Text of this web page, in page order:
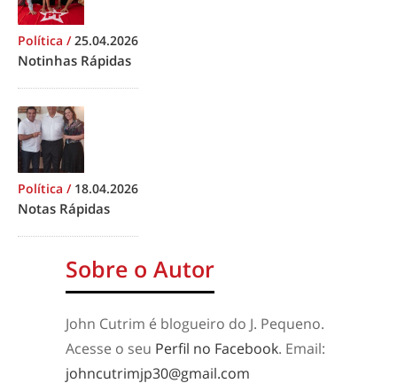
Política /25.04.2026
Notinhas Rápidas
Política / 18.04.2026
Notas Rápidas
Sobre o Autor
John Cutrim é blogueiro do J. Pequeno.
Acesse o seu Perfil no Facebook. Email:
johncutrimjp30@gmail.com